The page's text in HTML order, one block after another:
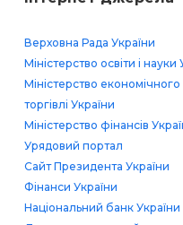
Верховна Рада України
Міністерство освіти і науки
Міністерство економічного
торгівлі України
Міністерство фінансів
Урядовий портал
Сайт Президента України
Фінанси України
Національний банк України